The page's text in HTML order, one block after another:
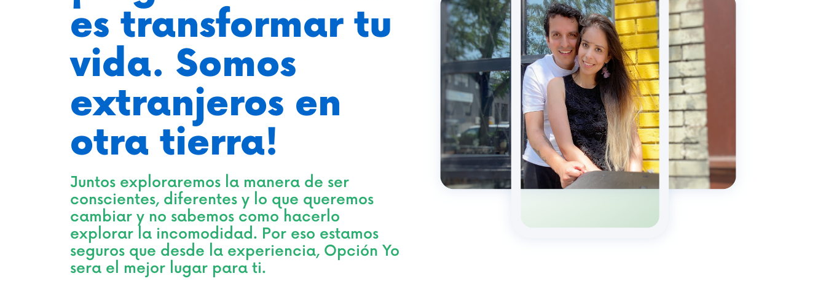
es transformar tu
vida. Somos
extranjeros en
otra tierra!
Juntos exploraremos la manera de ser
conscientes, diferentes y lo que queremos
cambiar y no sabemos como hacerlo
explorar la incomodidad. Por eso estamos
seguros que desde la experiencia, Opción Yo
sera el mejor lugar para ti.